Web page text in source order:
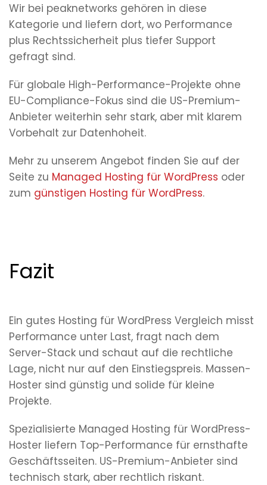
Wir bei peaknetworks gehören in diese
Kategorie und liefern dort, wo Performance
plus Rechtssicherheit plus tiefer Support
gefragt sind.
Für globale High-Performance-Projekte ohne
EU-Compliance-Fokus sind die US-Premium-
Anbieter weiterhin sehr stark, aber mit klarem
Vorbehalt zur Datenhoheit.
Mehr zu unserem Angebot finden Sie auf der
Seite zu Managed Hosting für WordPress oder
zum günstigen Hosting für WordPress.
Fazit
Ein gutes Hosting für WordPress Vergleich misst
Performance unter Last, fragt nach dem
Server-Stack und schaut auf die rechtliche
Lage, nicht nur auf den Einstiegspreis. Massen-
Hoster sind günstig und solide für kleine
Projekte.
Spezialisierte Managed Hosting für WordPress-
Hoster liefern Top-Performance für ernsthafte
Geschäftsseiten. US-Premium-Anbieter sind
technisch stark, aber rechtlich riskant.